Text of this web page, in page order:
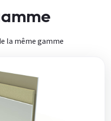
la même gamme